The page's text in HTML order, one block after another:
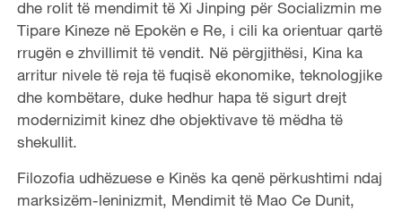
dhe rolit të mendimit të Xi Jinping për Socializmin me
Tipare Kineze në Epokën e Re, i cili ka orientuar qartë
rrugën e zhvillimit të vendit. Në përgjithësi, Kina ka
arritur nivele të reja të fuqisë ekonomike, teknologjike
dhe kombëtare, duke hedhur hapa të sigurt drejt
modernizimit kinez dhe objektivave të mëdha të
shekullit.
Filozofia udhëzuese e Kinës ka qenë përkushtimi ndaj
marksizëm-leninizmit, Mendimit të Mao Ce Dunit,